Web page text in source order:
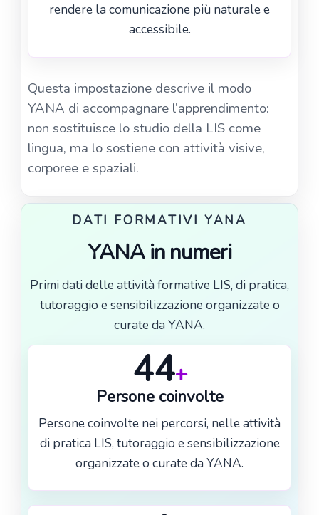
rendere la comunicazione più naturale e
accessibile.
Questa impostazione descrive il modo
YANA di accompagnare l’apprendimento:
non sostituisce lo studio della LIS come
lingua, ma lo sostiene con attività visive,
corporee e spaziali.
DATI FORMATIVI YANA
YANA in numeri
Primi dati delle attività formative LIS, di pratica,
tutoraggio e sensibilizzazione organizzate o
curate da YANA.
44+
Persone coinvolte
Persone coinvolte nei percorsi, nelle attività
di pratica LIS, tutoraggio e sensibilizzazione
organizzate o curate da YANA.